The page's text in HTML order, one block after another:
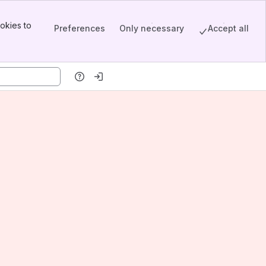
to
Preferences Only necessary Accept all